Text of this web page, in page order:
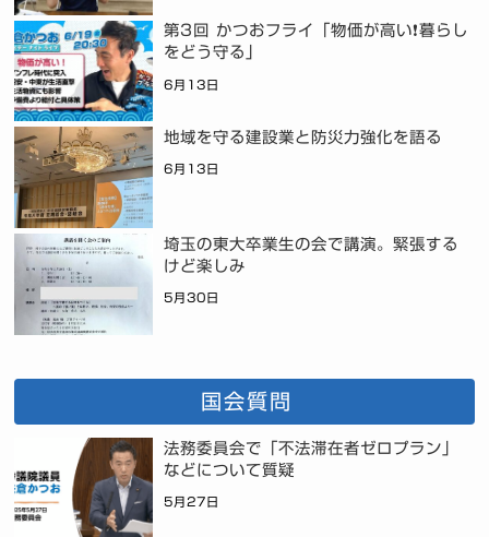
第3回 かつおフライ「物価が高い❗暮らし
をどう守る」
6月13日
地域を守る建設業と防災力強化を語る
6月13日
埼玉の東大卒業生の会で講演。緊張する
けど楽しみ
5月30日
国会質問
法務委員会で「不法滞在者ゼロプラン」
などについて質疑
5月27日